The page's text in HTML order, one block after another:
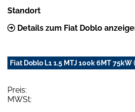
Standort
Details zum Fiat Doblo
Fiat Doblo L1 1.5 MTJ 100k 6MT 75kW
Preis:
MWSt: